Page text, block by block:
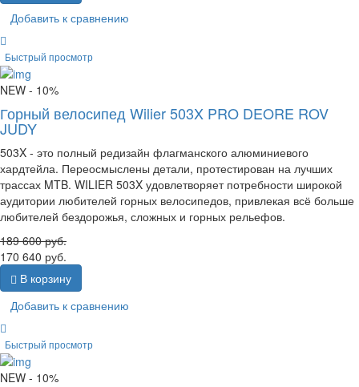
Добавить к сравнению
Быстрый просмотр
NEW - 10%
Горный велосипед Wilier 503X PRO DEORE ROV
JUDY
503X - это полный редизайн флагманского алюминиевого
хардтейла. Переосмыслены детали, протестирован на лучших
трассах MTB. WILIER 503X удовлетворяет потребности широкой
аудитории любителей горных велосипедов, привлекая всё больше
любителей бездорожья, сложных и горных рельефов.
189 600руб.
170 640 руб.
В корзину
Добавить к сравнению
Быстрый просмотр
NEW - 10%